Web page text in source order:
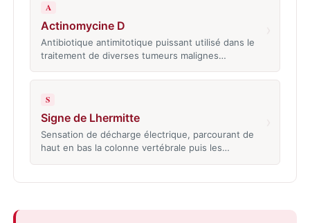
A
Actinomycine D
Antibiotique antimitotique puissant utilisé dans le
traitement de diverses tumeurs malignes…
S
Signe de Lhermitte
Sensation de décharge électrique, parcourant de
haut en bas la colonne vertébrale puis les…